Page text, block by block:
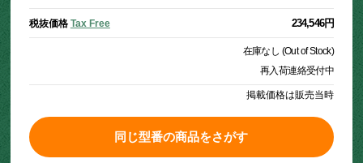
税抜価格 Tax Free 234,546円
在庫なし (Out of Stock)
再入荷連絡受付中
掲載価格は販売当時
同じ型番の商品をさがす